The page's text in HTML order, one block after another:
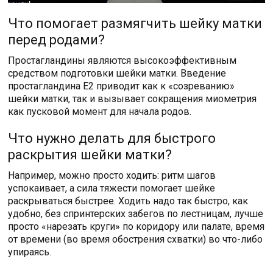
Что помогает размягчить шейку матки
перед родами?
Простагландины являются высокоэффективным
средством подготовки шейки матки. Введение
простагландина Е2 приводит как к «созреванию»
шейки матки, так и вызывает сокращения миометрия
как пусковой момент для начала родов.
Что нужно делать для быстрого
раскрытия шейки матки?
Например, можно просто ходить: ритм шагов
успокаивает, а сила тяжести помогает шейке
раскрываться быстрее. Ходить надо так быстро, как
удобно, без спринтерских забегов по лестницам, лучше
просто «нарезать круги» по коридору или палате, время
от времени (во время обострения схватки) во что-либо
упираясь.